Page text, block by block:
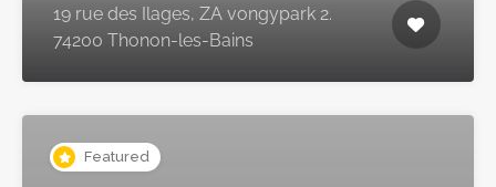
19 rue des Ilages, ZA vongypark 2.
74200 Thonon-les-Bains
Featured